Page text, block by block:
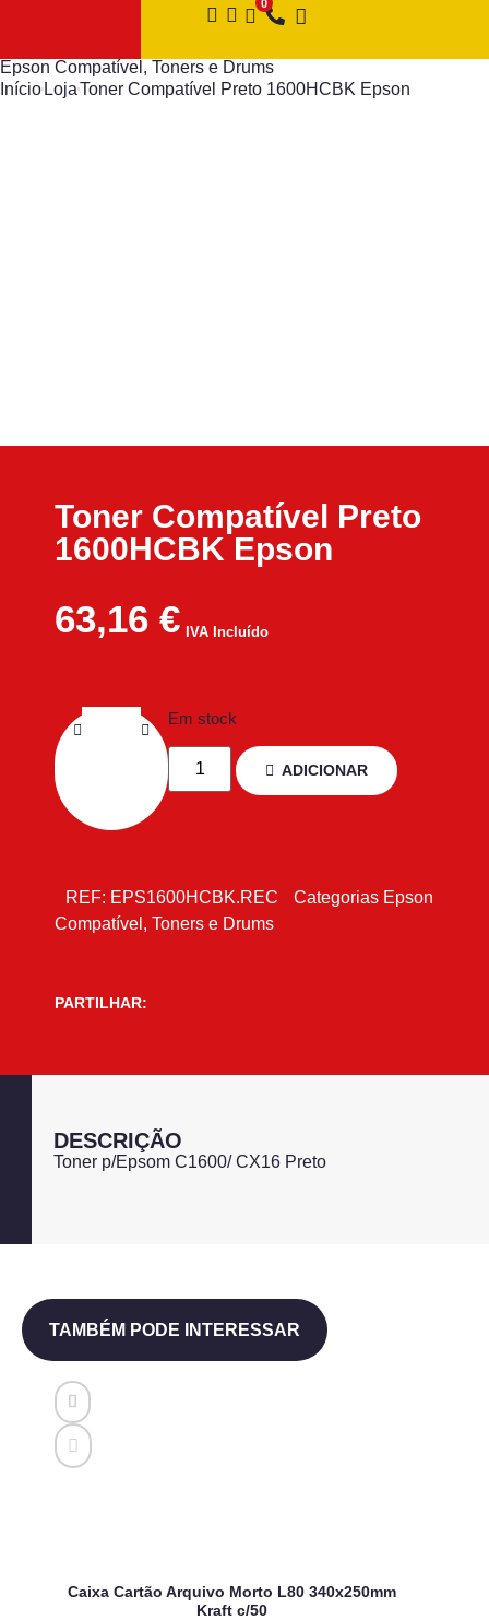
Epson Compatível , Toners e Drums
Início LojaToner Compatível Preto 1600HCBK Epson
Toner Compatível Preto
1600HCBK Epson
63,16 € IVA Incluído
Em stock
ADICIONAR
REF: EPS1600HCBK.REC Categorias Epson
Compatível , Toners e Drums
PARTILHAR:
DESCRIÇÃO
Toner p/Epsom C1600/ CX16 Preto
TAMBÉM PODE INTERESSAR
Caixa Cartão Arquivo Morto L80 340x250mm
Kraft c/50